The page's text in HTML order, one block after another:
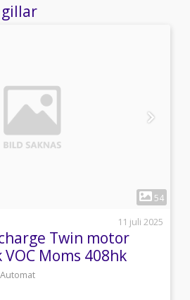
gillar
54
11 juli 2025
Twin motor
Moms 408hk
Automat